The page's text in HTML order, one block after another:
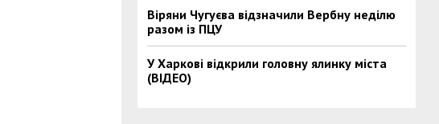
Віряни Чугуєва відзначили Вербну неділю
разом із ПЦУ
У Харкові відкрили головну ялинку міста
(ВІДЕО)